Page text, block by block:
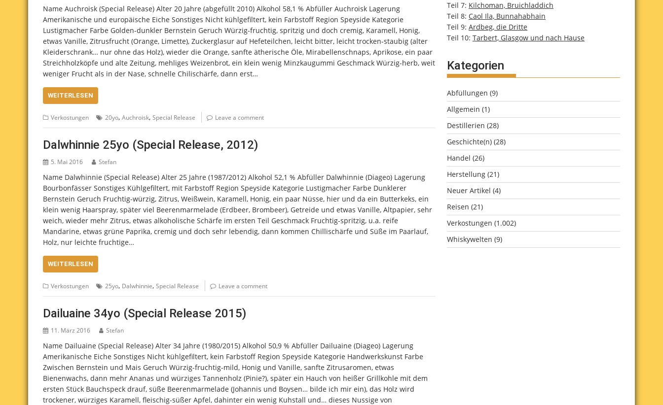
Name Auchroisk (Special Release) Alter 20 Jahre (abgefüllt 2010) Alkohol 58,1 % Abfüller Auchroisk Lagerung
Amerikanische und europäische Eiche Sonstiges Nicht kühlgefiltert, kein Farbstoff Region Speyside Kategorie
Lustigmacher Farbe Golden-dunkler Bernstein Geruch Würzig-fruchtig, spritzig und doch cremig, Karamell, Honig,
etwas Vanille, Zitrusfrucht (Orange, Limette), Zuckerglasur auf Hefeteilchen, leicht bitter, leicht trocken-staubig (alter
Kleiderschrank… nur ohne das Holz), wieder die Orange, sanfte ätherische Öle, Mirabellenschnaps, Aprikose, ein paar
Streichholzköpfe und alte Zeitung, mehliges Weizenbrot, ein klein wenig Minzkaugummi Geschmack Würzig-herb, weit
weniger Frucht als in der Nase, schnelle Chilischärfe, dann erst…
WEITERLESEN
Verkostungen 20yo, Auchroisk, Special Release Leave a comment
Dalwhinnie 25yo (Special Release, 2012)
5. Mai 2016 Stefan
Name Dalwhinnie (Special Release) Alter 25 Jahre (1987/2012) Alkohol 52,1 % Abfüller Dalwhinnie (Diageo) Lagerung
Bourbonfässer Sonstiges Kühlgefiltert, mit Farbstoff Region Speyside Kategorie Lustigmacher Farbe Dunklerer
Bernstein Geruch Fruchtig-würzig, Zitrus, Weißwein, Karamell, Honig, ein paar Nüsse, hier und da ein Butterkeks, ein
klein wenig Haarspray, später viel Beerenmarmelade (Erdbeer, Brombeer), Getreide und etwas Vanille, Altpapier, sehr
weich, wieder mehr Zitrus, etwas alkoholische Schärfe im ersten Teil Geschmack Fruchtig-spritzig, u.a. reife
Mandarine, etwas grüne Paprika, cremig und doch sehr lebendig, dann kommen Chillischärfe und Süße im Paarlauf,
Holz, nur leichte fruchtige…
WEITERLESEN
Verkostungen 25yo, Dalwhinnie, Special Release Leave a comment
Dailuaine 34yo (Special Release 2015)
11. März 2016 Stefan
Name Dailuaine (Special Release) Alter 34 Jahre (1980/2015) Alkohol 50,9 % Abfüller Dailuaine (Diageo) Lagerung
Amerikanische Eiche Sonstiges Nicht kühlgefiltert, kein Farbstoff Region Speyside Kategorie Handwerkskunst Farbe
Zwischen Bernstein und Mais Geruch Würzig-fruchtig-mild, Honig und Vanille, sanfte Zitrusaromen, etwas
Bienenwachs, dann mehr Ananas und würziges Tannenholz (Pinie?), später ein Hauch von heißer Grillkohle mit dem
ersten Stück Bauchspeck drauf, süße Beerenmarmelade (Johannis und Boysen… bilde ich mir ein), das Holz wird
trockener, würziges Karamell, fleischig-süßer Apfel, dahinter ein wenig Kuhstall und… dieses Nussige von
Teil 7: Kilchoman, Bruichladdich
Teil 8: Caol Ila, Bunnahabhain
Teil 9: Ardbeg, die Dritte
Teil 10: Tarbert, Glasgow und nach Hause
Kategorien
Abfüllungen (9)
Allgemein (1)
Destillerien (28)
Geschichte(n) (28)
Handel (26)
Herstellung (21)
Neuer Artikel (4)
Reisen (21)
Verkostungen (1.002)
Whiskywelten (9)